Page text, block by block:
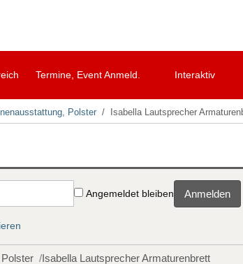
Termine, Event Anmeld. Interaktiv
Polster Isabella Lautsprecher
Angemeldet bleiben Anmelden
Isabella Lautsprecher Armaturenbrett